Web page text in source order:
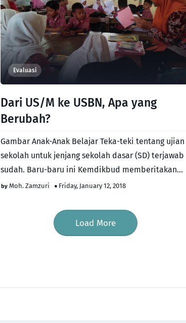
Evaluasi
Dari US/M ke USBN, Apa yang
Berubah?
Gambar Anak-Anak Belajar Teka-teki tentang ujian
sekolah untuk jenjang sekolah dasar (SD) terjawab
sudah. Baru-baru ini Kemdikbud memberitakan
kebijakan b…
Moh. Zamzuri Friday, January 12, 2018
Load More